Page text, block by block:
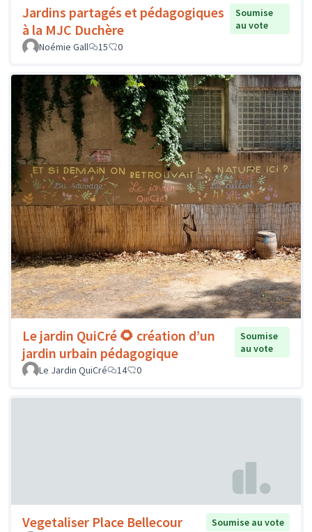
Jardins partagés et pédagogiques
à la MJC Duchère
Soumise
au vote
Noémie Gall
15 0
Le jardin QuiCré 🌻 création d’un
jardin urbain pédagogique
Soumise
au vote
Le Jardin QuiCré
14 0
Vegetaliser Place Bellecour
Soumise au vote